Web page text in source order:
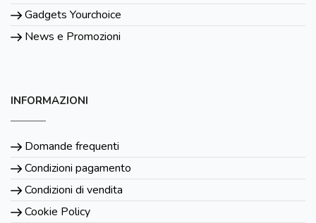
Gadgets Yourchoice
News e Promozioni
INFORMAZIONI
Domande frequenti
Condizioni pagamento
Condizioni di vendita
Cookie Policy